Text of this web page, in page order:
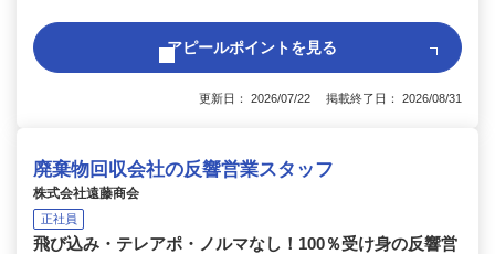
アピールポイントを見る
更新日： 2026/07/22 掲載終了日： 2026/08/31
廃棄物回収会社の反響営業スタッフ
株式会社遠藤商会
正社員
飛び込み・テレアポ・ノルマなし！100％受け身の反響営